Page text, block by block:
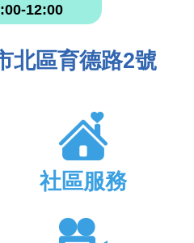
12:00
北區育德路2號
社區服務